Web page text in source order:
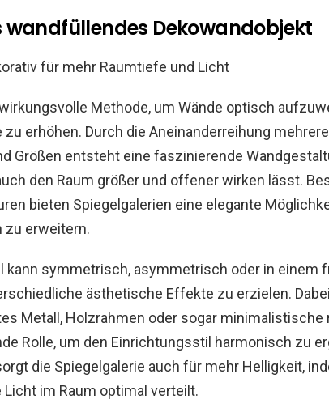
wandfüllendes Dekowandobjekt
Methode, um Wände optisch
erhöhen. Durch die Aneinanderreihung
Größen entsteht eine faszinierende
den Raum größer und offener wirken lässt.
bieten Spiegelgalerien eine elegante
zu erweitern.
kann symmetrisch, asymmetrisch oder in einem
ästhetische Effekte zu erzielen.
Metall, Holzrahmen oder sogar minimalistische
Rolle, um den Einrichtungsstil harmonisch zu
die Spiegelgalerie auch für mehr Helligkeit,
im Raum optimal verteilt.